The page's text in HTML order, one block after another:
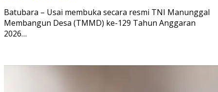
Batubara – Usai membuka secara resmi TNI Manunggal
Membangun Desa (TMMD) ke-129 Tahun Anggaran
2026…